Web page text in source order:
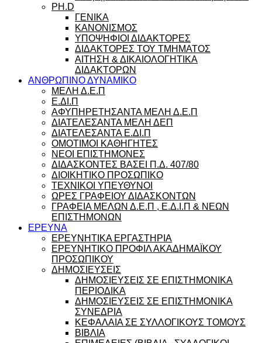
PH.D
ΓΕΝΙΚΑ
ΚΑΝΟΝΙΣΜΟΣ
ΥΠΟΨΗΦΙΟΙ ΔΙΔΑΚΤΟΡΕΣ
ΔΙΔΑΚΤΟΡΕΣ ΤΟΥ ΤΜΗΜΑΤΟΣ
ΑΙΤΗΣΗ & ΔΙΚΑΙΟΛΟΓΗΤΙΚΑ
ΔΙΔΑΚΤΟΡΩΝ
ΑΝΘΡΩΠΙΝΟ ΔΥΝΑΜΙΚΟ
ΜΕΛΗ Δ.Ε.Π
Ε.ΔΙ.Π
ΑΦΥΠΗΡΕΤΗΣΑΝΤΑ ΜΕΛΗ Δ.Ε.Π
ΔΙΑΤΕΛΕΣΑΝΤΑ ΜΕΛΗ ΔΕΠ
ΔΙΑΤΕΛΕΣΑΝΤΑ Ε.ΔΙ.Π
ΟΜΟΤΙΜΟΙ ΚΑΘΗΓΗΤΕΣ
ΝΕΟΙ ΕΠΙΣΤΗΜΟΝΕΣ
ΔΙΔΑΣΚΟΝΤΕΣ ΒΑΣΕΙ Π.Δ. 407/80
ΔΙΟΙΚΗΤΙΚΟ ΠΡΟΣΩΠΙΚΟ
ΤΕΧΝΙΚΟΙ ΥΠΕΥΘΥΝΟΙ
ΩΡΕΣ ΓΡΑΦΕΙΟΥ ΔΙΔΑΣΚΟΝΤΩΝ
ΓΡΑΦΕΙΑ ΜΕΛΩΝ Δ.Ε.Π , Ε.Δ.Ι.Π & ΝΕΩΝ
ΕΠΙΣΤΗΜΟΝΩΝ
ΕΡΕΥΝΑ
ΕΡΕΥΝΗΤΙΚΑ ΕΡΓΑΣΤΗΡΙΑ
ΕΡΕΥΝΗΤΙΚΟ ΠΡΟΦΙΛ ΑΚΑΔΗΜΑΪΚΟΥ
ΠΡΟΣΩΠΙΚΟΥ
ΔΗΜΟΣΙΕΥΣΕΙΣ
ΔΗΜΟΣΙΕΥΣΕΙΣ ΣΕ ΕΠΙΣΤΗΜΟΝΙΚΑ
ΠΕΡΙΟΔΙΚΑ
ΔΗΜΟΣΙΕΥΣΕΙΣ ΣΕ ΕΠΙΣΤΗΜΟΝΙΚΑ
ΣΥΝΕΔΡΙΑ
ΚΕΦΑΛΑΙΑ ΣΕ ΣΥΛΛΟΓΙΚΟΥΣ ΤΟΜΟΥΣ
ΒΙΒΛΙΑ